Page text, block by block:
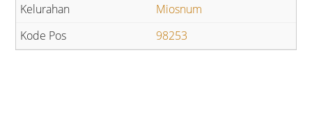
Miosnum
98253